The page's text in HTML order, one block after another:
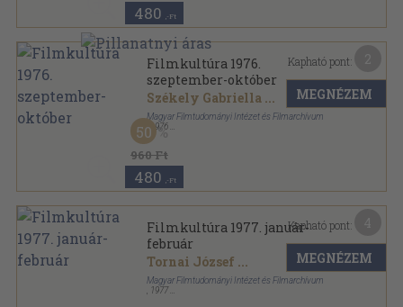
480 ,-Ft
Filmkultúra 1976.
szeptember-október
Székely Gabriella ...
Magyar Filmtudományi Intézet és Filmarchívum
, 1976
Ragasztott papírkötés
Filmkultúra sorozat
960 Ft
50
480 ,-Ft
Kapható pont:
MEGNÉZEM
Filmkultúra 1977. január-
február
Tornai József ...
Magyar Filmtudományi Intézet és Filmarchívum
1977
Kapható pont:
MEGNÉZEM